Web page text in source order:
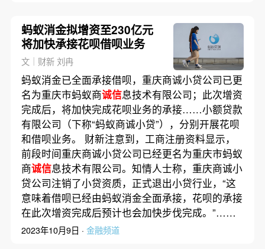
蚂蚁消金拟增资至230亿元
将加快承接花呗借呗业务
文｜财新 刘冉
蚂蚁消金已全面承接借呗，重庆商诚小贷公司已更
名为重庆市蚂蚁商诚信息技术有限公司；此次增资
完成后，将加快完成花呗业务的承接……小额贷款
有限公司（下称“蚂蚁商诚小贷”），分别开展花呗
和借呗业务。 财新注意到，工商注册资料显示，
前段时间重庆商诚小贷公司已经更名为重庆市蚂蚁
商诚信息技术有限公司。知情人士称，重庆商诚小
贷公司注销了小贷资质，正式退出小贷行业，“这
意味着借呗已经由蚂蚁消金全面承接，花呗的承接
在此次增资完成后预计也会加快步伐完成。”……
2023年10月9日 · 金融频道